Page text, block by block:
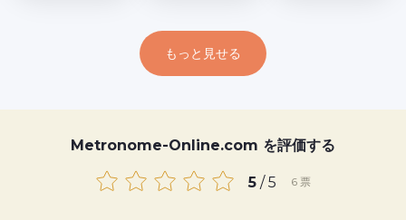
もっと見せる
Metronome-Online.com を評価する
5/ 5 6票